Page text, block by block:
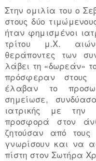
Στην ομιλία του ο
στους δύο
ήταν φημισμένοι
τρίτου μ.Χ.
θεράποντες των
λάβει τη «δωρεάν»
πρόσφεραν στους
έλαβαν το
σημείωσε,
ιατρικής με την
προσφορά στον
ζητούσαν από
γνωρίσουν και να
πίστη στον Σωτήρα